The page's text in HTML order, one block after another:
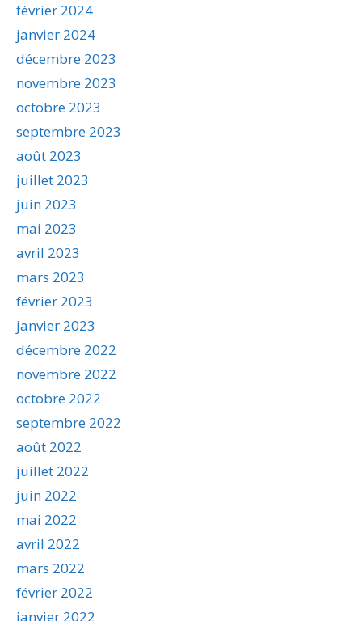
février 2024
janvier 2024
décembre 2023
novembre 2023
octobre 2023
septembre 2023
août 2023
juillet 2023
juin 2023
mai 2023
avril 2023
mars 2023
février 2023
janvier 2023
décembre 2022
novembre 2022
octobre 2022
septembre 2022
août 2022
juillet 2022
juin 2022
mai 2022
avril 2022
mars 2022
février 2022
janvier 2022